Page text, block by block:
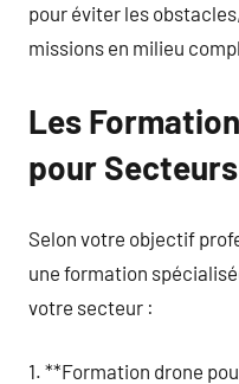
pour éviter les
missions en milieu
Les
pour
Selon votre objectif
une formation
votre secteur :
1. **Formation drone